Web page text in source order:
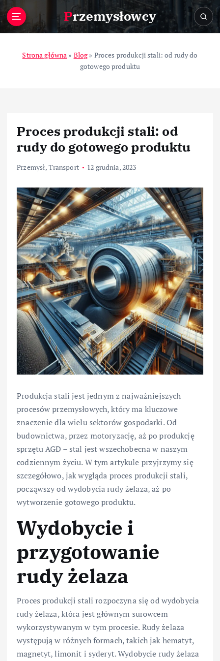
Przemysłowcy
Strona główna » Blog» Proces produkcji stali: od rudy do
gotowego produktu
Proces produkcji stali: od
rudy do gotowego produktu
Przemysł, Transport 12 grudnia, 2023
Produkcja stali jest jednym z najważniejszych
procesów przemysłowych, który ma kluczowe
znaczenie dla wielu sektorów gospodarki. Od
budownictwa, przez motoryzację, aż po produkcję
sprzętu AGD – stal jest wszechobecna w naszym
codziennym życiu. W tym artykule przyjrzymy się
szczegółowo, jak wygląda proces produkcji stali,
począwszy od wydobycia rudy żelaza, aż po
wytworzenie gotowego produktu.
Wydobycie i
przygotowanie
rudy żelaza
Proces produkcji stali rozpoczyna się od wydobycia
rudy żelaza, która jest głównym surowcem
wykorzystywanym w tym procesie. Rudy żelaza
występują w różnych formach, takich jak hematyt,
magnetyt, limonit i syderyt. Wydobycie rudy żelaza